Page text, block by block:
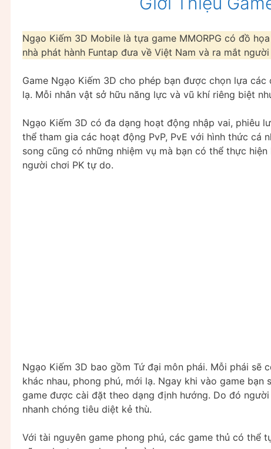
Ngạo Kiếm 3D Mobile là tựa game MMORPG có đồ
nhà phát hành Funtap đưa về Việt Nam và ra mắt
Game Ngạo Kiếm 3D cho phép bạn được chọn lựa
lạ. Mỗi nhân vật sở hữu năng lực và vũ khí riêng biệt
Ngạo Kiếm 3D có đa dạng hoạt động nhập vai, phiêu
thể tham gia các hoạt động PvP, PvE với hình thức cá
song cũng có những nhiệm vụ mà bạn có thể thực
người chơi PK tự do.
Ngạo Kiếm 3D bao gồm Tứ đại môn phái. Mỗi phái sẽ
khác nhau, phong phú, mới lạ. Ngay khi vào game
game được cài đặt theo dạng định hướng. Do đó
nhanh chóng tiêu diệt kẻ thù.
Với tài nguyên game phong phú, các game thủ có thể